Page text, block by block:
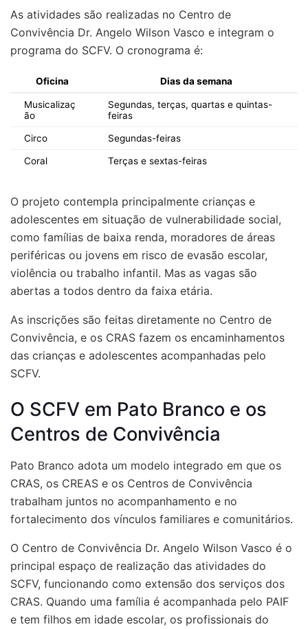
As atividades são realizadas no Centro de
Convivência Dr. Angelo Wilson Vasco e integram o
programa do SCFV. O cronograma é:
Oficina Dias da semana
Musicalizaç
ão
Segundas, terças, quartas e quintas-
feiras
Circo Segundas-feiras
Coral Terças e sextas-feiras
O projeto contempla principalmente crianças e
adolescentes em situação de vulnerabilidade social,
como famílias de baixa renda, moradores de áreas
periféricas ou jovens em risco de evasão escolar,
violência ou trabalho infantil. Mas as vagas são
abertas a todos dentro da faixa etária.
As inscrições são feitas diretamente no Centro de
Convivência, e os CRAS fazem os encaminhamentos
das crianças e adolescentes acompanhadas pelo
SCFV.
O SCFV em Pato Branco e os
Centros de Convivência
Pato Branco adota um modelo integrado em que os
CRAS, os CREAS e os Centros de Convivência
trabalham juntos no acompanhamento e no
fortalecimento dos vínculos familiares e comunitários.
O Centro de Convivência Dr. Angelo Wilson Vasco é o
principal espaço de realização das atividades do
SCFV, funcionando como extensão dos serviços dos
CRAS. Quando uma família é acompanhada pelo PAIF
e tem filhos em idade escolar, os profissionais do